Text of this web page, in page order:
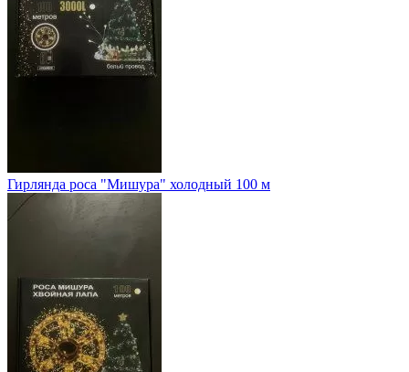
Гирлянда роса "Мишура" холодный 100 м